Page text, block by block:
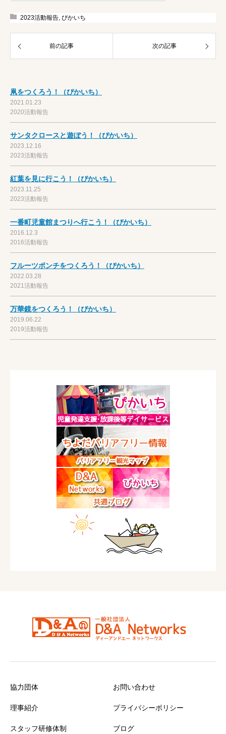
2023活動報告 ぴかいち
前の記事 次の記事
凧をつくろう！（ぴかいち）
2021.01.23
2020活動報告
サンタクロースと遊ぼう！（ぴかいち）
2023.12.16
2023活動報告
紅葉を見に行こう！（ぴかいち）
2023.11.25
2023活動報告
一番町児童館まつりへ行こう！（ぴかいち）
2016.12.3
2016活動報告
フルーツポンチをつくろう！（ぴかいち）
2022.03.28
2021活動報告
万華鏡をつくろう！（ぴかいち）
2019.06.22
2019活動報告
協力団体
理事紹介
スタッフ研修体制
お問い合わせ
プライバシーポリシー
ブログ